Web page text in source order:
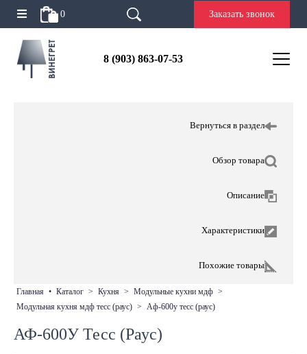
0 Заказать звонок
8 (903) 863-07-53
Вернуться в раздел
Обзор товара
Описание
Характеристики
Похожие товары
главная • каталог > кухня > модульные кухни мдф >
модульная кухня мдф тесс (раус) > аф-600у тесс (раус)
АФ-600У Тесс (Раус)